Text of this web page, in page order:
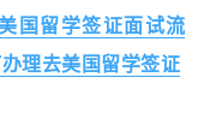
美国留学签证面试流
理去美国留学签证